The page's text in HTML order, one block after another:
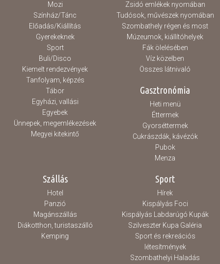
Mozi
Színház/Tánc
Előadás/Kiállítás
Gyerekeknek
Sport
Buli/Disco
Kiemelt rendezvények
Tanfolyam, képzés
Tábor
Egyházi, vallási
Egyebek
Ünnepek, megemlékezések
Megyei kitekintő
Zsidó emlékek nyomában
Tudósok, művészek nyomában
Szombathely régen és most
Múzeumok, kiállítóhelyek
Fák ölelésében
Víz közelben
Összes látnivaló
Gasztronómia
Heti menü
Éttermek
Gyorséttermek
Cukrászdák, kávézók
Pubok
Menza
Szállás
Hotel
Panzió
Magánszállás
Diákotthon, turistaszálló
Kemping
Sport
Hírek
Kispályás Foci
Kispályás Labdarúgó Kupák
Szilveszter Kupa Galéria
Sport és rekreációs
létesítmények
Szombathelyi Haladás